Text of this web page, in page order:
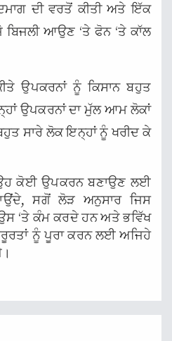
ਦੀ ਵਰਤੋਂ ਕੀਤੀ ਅਤੇ ਇੱਕ
ਆਉਣ ‘ਤੇ ਫੋਨ ‘ਤੇ ਕਾੱਲ
ਉਪਕਰਨਾਂ ਨੂੰ ਕਿਸਾਨ ਬਹੁਤ
ਉਪਕਰਨਾਂ ਦਾ ਮੁੱਲ ਆਮ ਲੋਕਾਂ
ਸਾਰੇ ਲੋਕ ਇਨ੍ਹਾਂ ਨੂੰ ਖਰੀਦ ਕੇ
ਉਹ ਕੋਈ ਉਪਕਰਨ ਬਣਾਉਣ ਲਈ
ਸਗੋਂ ਲੋੜ ਅਨੁਸਾਰ ਜਿਸ
‘ਤੇ ਕੰਮ ਕਰਦੇ ਹਨ ਅਤੇ ਭਵਿੱਖ
ਨੂੰ ਪੂਰਾ ਕਰਨ ਲਈ ਅਜਿਹੇ